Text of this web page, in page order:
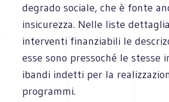
degrado sociale, che è fonte
insicurezza. Nelle liste
interventi finanziabili le
esse sono pressoché le
ibandi indetti per la
programmi.